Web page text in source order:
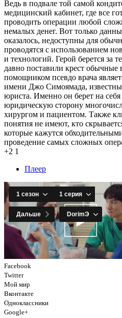
Ведь в подвале той самой
медицинский кабинет, где все
проводить операции любой
немалых денег. Вот только
оказалось, недоступны для
проводятся с использованием
и технологий. Герой берется за
давно поставили крест
помощником псевдо врача
имени Джо Симоямада,
юриста. Именно он берет на себя
юридическую сторону
хирургом и пациентом. Также
понятия не имеют, кто
которые кажутся
проведение самых сложных
+2 1
Плеер
Facebook
Twitter
Мой мир
Вконтакте
Одноклассники
Google+